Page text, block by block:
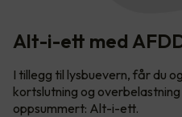
Alt-i-ett med
I tillegg til lysbuevern, får du
kortslutning og
oppsummert: Alt-i-ett.